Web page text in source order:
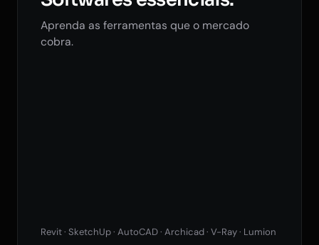
Aprenda as ferramentas que o mercado
cobra.
Revit · SketchUp · AutoCAD · Archicad · V-Ray · Lumion